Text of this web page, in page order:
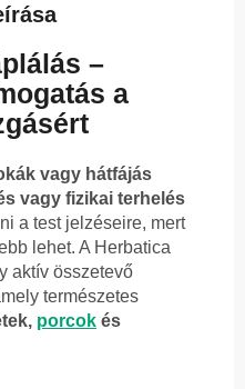
–
a
vagy hátfájás
vagy fizikai terhelés
a test jelzéseire, mert
lehet. A Herbatica
aktív összetevő
természetes
porcok és